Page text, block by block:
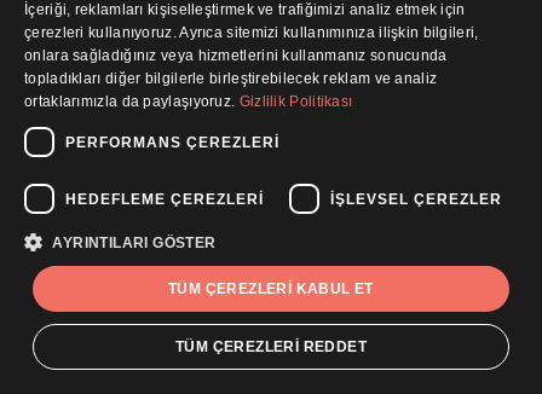
İçeriği, reklamları kişiselleştirmek ve trafiğimizi analiz etmek için
çerezleri kullanıyoruz. Ayrıca sitemizi kullanımınıza ilişkin bilgileri,
onlara sağladığınız veya hizmetlerini kullanmanız sonucunda
topladıkları diğer bilgilerle birleştirebilecek reklam ve analiz
ortaklarımızla da paylaşıyoruz. Gizlilik Politikası
PERFORMANS ÇEREZLERI
HEDEFLEME ÇEREZLERI İŞLEVSEL ÇEREZLER
AYRINTILARI GÖSTER
TÜM ÇEREZLERI KABUL ET
TÜM ÇEREZLERI REDDET